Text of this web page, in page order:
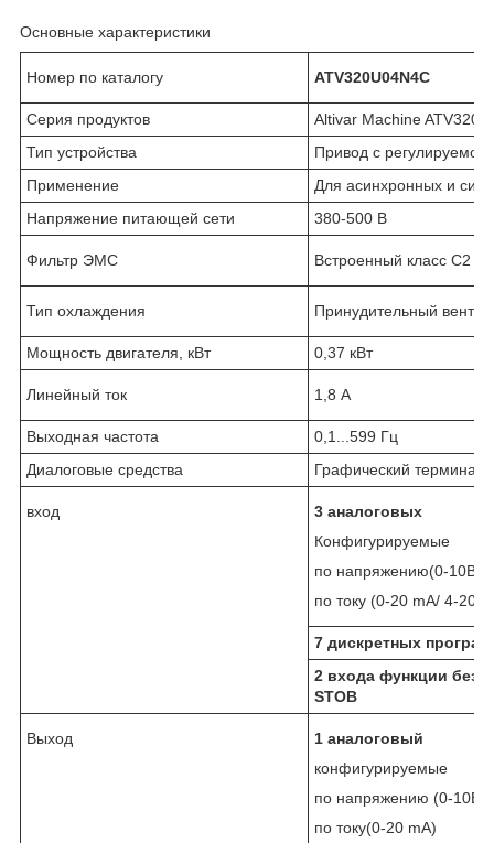
Основные характеристики
Номер по каталогу ATV320U04N4C
Серия продуктов
Altivar Machine ATV320
Тип устройства
Привод с регулируемой
Применение
Для асинхронных и
Напряжение питающей сети
380-500 B
Фильтр ЭМС Встроенный класс C2
Тип охлаждения Принудительный
Мощность двигателя, кВт 0,37 кВт
Линейный ток 1,8 А
Выходная частота
0,1...599 Гц
Диалоговые средства
Графический терминал
вход
3 аналоговых
Конфигурируемые
по напряжению(0-10B)
по току (0-20 mA/ 4-20
7 дискретных
2 входа функции
STOB
Выход
1 аналоговый
конфигурируемые
по напряжению (0-10B)
по току(0-20 mA)